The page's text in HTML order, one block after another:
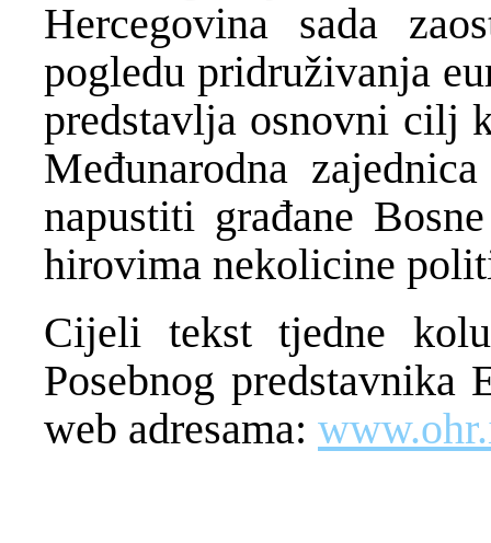
Hercegovina sada
pogledu pridruživanja
predstavlja osnovni cilj
Međunarodna
napustiti građane
hirovima nekolicine
Cijeli tekst tjedne
Posebnog predstavnika
web adresama: